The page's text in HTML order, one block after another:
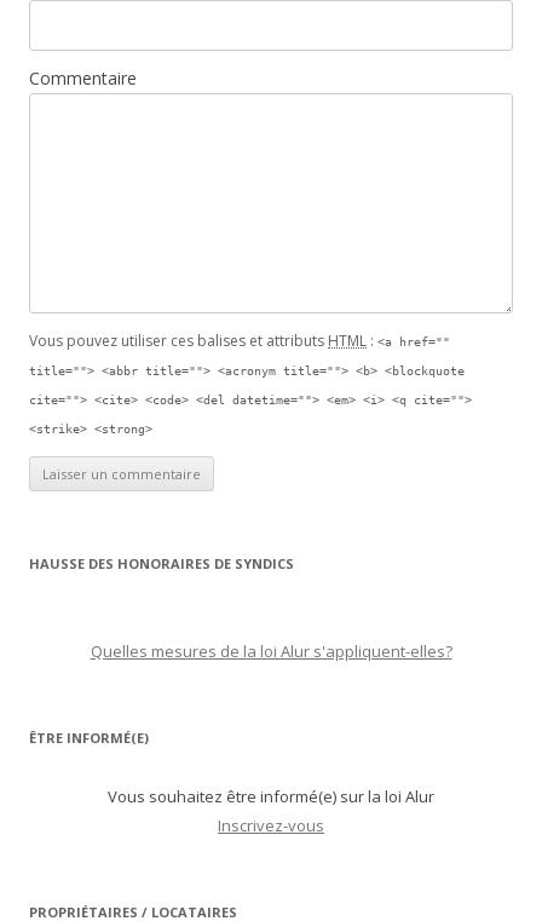
Commentaire
Vous pouvez utiliser ces balises et attributs HTML : <a href=""
title=""> <abbr title=""> <acronym title=""> <b> <blockquote
cite=""> <cite> <code> <del datetime=""> <em> <i> <q cite="">
<strike> <strong>
HAUSSE DES HONORAIRES DE SYNDICS
Quelles mesures de la loi Alur s'appliquent-elles?
ÊTRE INFORMÉ(E)
Vous souhaitez être informé(e) sur la loi Alur
Inscrivez-vous
PROPRIÉTAIRES / LOCATAIRES